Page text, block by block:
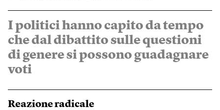
I politici hanno capito da tempo
che dal dibattito sulle questioni
di genere si possono guadagnare
voti
Reazione radicale